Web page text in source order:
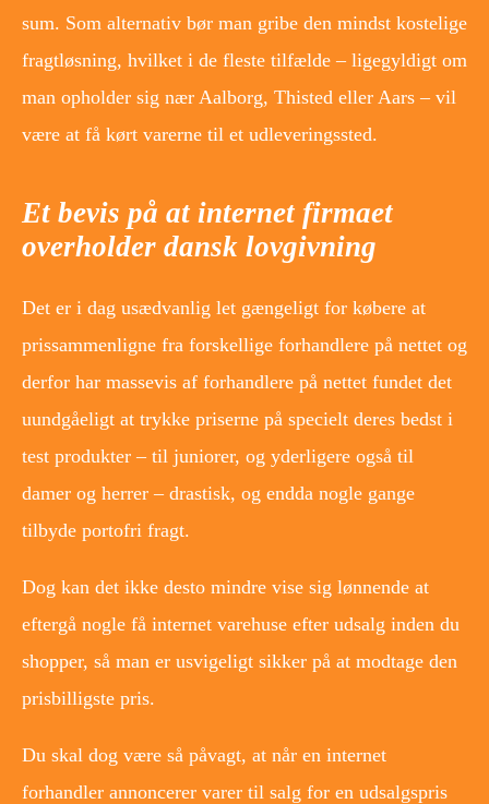
sum. Som alternativ bør man gribe den mindst kostelige
fragtløsning, hvilket i de fleste tilfælde – ligegyldigt om
man opholder sig nær Aalborg, Thisted eller Aars – vil
være at få kørt varerne til et udleveringssted.
Et bevis på at internet firmaet
overholder dansk lovgivning
Det er i dag usædvanlig let gængeligt for købere at
prissammenligne fra forskellige forhandlere på nettet og
derfor har massevis af forhandlere på nettet fundet det
uundgåeligt at trykke priserne på specielt deres bedst i
test produkter – til juniorer, og yderligere også til
damer og herrer – drastisk, og endda nogle gange
tilbyde portofri fragt.
Dog kan det ikke desto mindre vise sig lønnende at
eftergå nogle få internet varehuse efter udsalg inden du
shopper, så man er usvigeligt sikker på at modtage den
prisbilligste pris.
Du skal dog være så påvagt, at når en internet
forhandler annoncerer varer til salg for en udsalgspris